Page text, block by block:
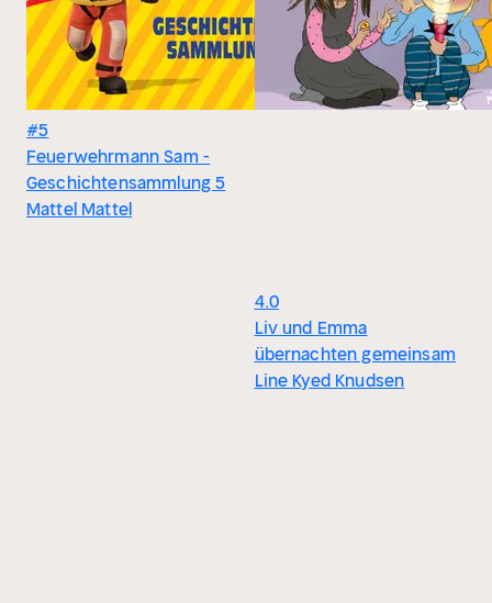
#5
Feuerwehrmann Sam -
Geschichtensammlung 5
Mattel Mattel
4.0
Liv und Emma
übernachten gemeinsam
Line Kyed Knudsen